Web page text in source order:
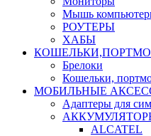
Мышь
РОУТЕРЫ
ХАБЫ
Брелоки
Кошельки,
МОБИЛЬНЫЕ
Адаптеры для
ALCATEL